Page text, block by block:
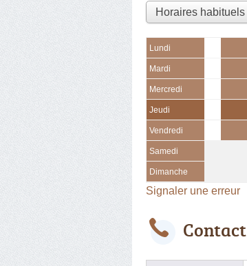
Lundi
Mardi
Mercredi
Jeudi
Vendredi
Samedi
Dimanche
Signaler une erreur
Contact